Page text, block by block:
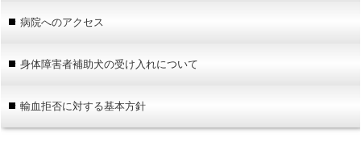
病院へのアクセス
身体障害者補助犬の受け入れについて
輸血拒否に対する基本方針